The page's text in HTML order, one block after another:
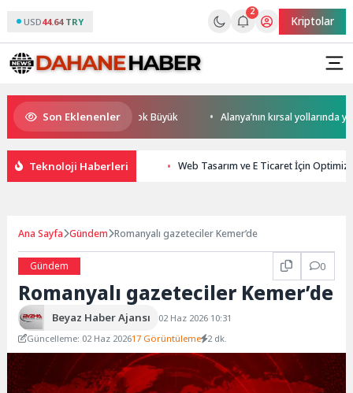
USD44.64 TRY
2
Kriptolar
Son Eklenenler
Rekabet Potansiyeli Çok Büyük Alanya’nın kırsal yollarında
Teknoloji Haberleri Web Tasarım ve E Ticaret İçin
Ana Sayfa Gündem Romanyalı gazeteciler Kemer’de
Gündem 0
Romanyalı gazeteciler Kemer’de
Beyaz Haber Ajansı
02 Haz 2026 10:31
Güncelleme: 02 Haz 202617 Görüntüleme 2 dk.